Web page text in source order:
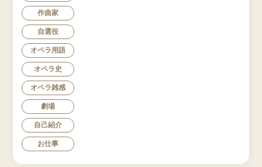
作曲家
自選役
オペラ用語
オペラ史
オペラ雑感
劇場
自己紹介
お仕事